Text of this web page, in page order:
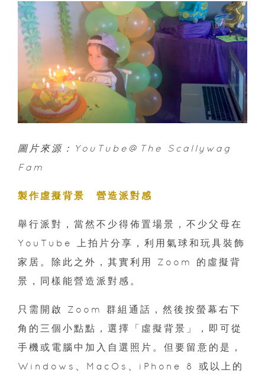
圖片來源：YouTube@The Scallywag
Fam
製作虛擬背景 營造派對感
舉行派對，當然不少得佈置場景，不少父母在
YouTube 上拍片分享，利用氣球和玩具裝飾
家居。除此之外，其實利用 Zoom 的虛擬背
景，同樣能營造派對感。
只需開啟 Zoom 群組通話，然後按螢幕右下
角的三個小點點，選擇「虛擬背景」，即可從
手機或電腦中加入自選照片。但要留意的是，
Windows、MacOs、iPhone 8 或以上的